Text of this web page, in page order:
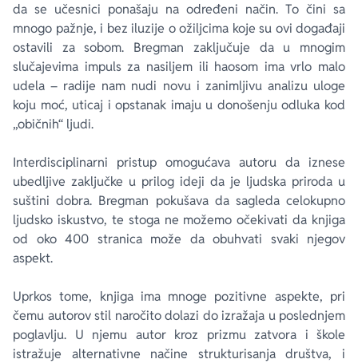
da se učesnici ponašaju na određeni način. To čini sa
mnogo pažnje, i bez iluzije o ožiljcima koje su ovi događaji
ostavili za sobom. Bregman zaključuje da u mnogim
slučajevima impuls za nasiljem ili haosom ima vrlo malo
udela – radije nam nudi novu i zanimljivu analizu uloge
koju moć, uticaj i opstanak imaju u donošenju odluka kod
„običnih“ ljudi.
Interdisciplinarni pristup omogućava autoru da iznese
ubedljive zaključke u prilog ideji da je ljudska priroda u
suštini dobra. Bregman pokušava da sagleda celokupno
ljudsko iskustvo, te stoga ne možemo očekivati da knjiga
od oko 400 stranica može da obuhvati svaki njegov
aspekt.
Uprkos tome, knjiga ima mnoge pozitivne aspekte, pri
čemu autorov stil naročito dolazi do izražaja u poslednjem
poglavlju. U njemu autor kroz prizmu zatvora i škole
istražuje alternativne načine strukturisanja društva, i